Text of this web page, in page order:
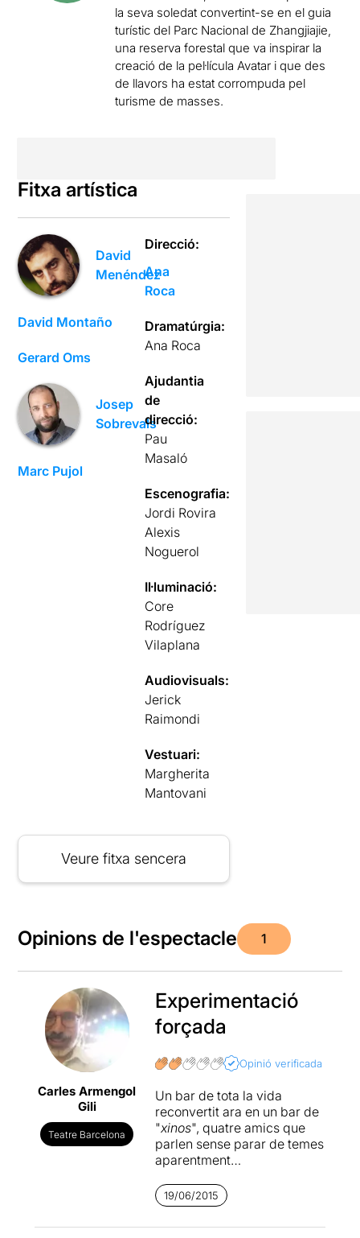
la seva soledat convertint-se en el guia
turístic del Parc Nacional de Zhangjiajie,
una reserva forestal que va inspirar la
creació de la pel·lícula Avatar i que des
de llavors ha estat corrompuda pel
turisme de masses.
Fitxa artística
David
Menéndez
David Montaño
Gerard Oms
Josep
Sobrevals
Marc Pujol
Direcció:
Ana
Roca
Dramatúrgia:
Ana Roca
Ajudantia
de
direcció:
Pau
Masaló
Escenografia:
Jordi Rovira
Alexis
Noguerol
Il·luminació:
Core
Rodríguez
Vilaplana
Audiovisuals:
Jerick
Raimondi
Vestuari:
Margherita
Mantovani
Veure fitxa sencera
Opinions de l'espectacle 1
Carles Armengol
Gili
Teatre Barcelona
Experimentació
forçada
Opinió verificada
Un bar de tota la vida
reconvertit ara en un bar de
"xinos", quatre amics que
parlen sense parar de temes
aparentment
un parc nacional xinès, una
pel·lícula i una mena de
fantasma que
19/06/2015